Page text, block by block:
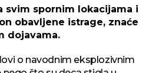
svim spornim lokacijama i
obavljene istrage, znaće
dojavama.
o navodnim eksplozivnim